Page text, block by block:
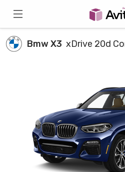
Bmw X3 xDrive 20d